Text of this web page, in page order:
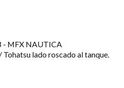
- MFX NAUTICA
lado roscado al tanque.